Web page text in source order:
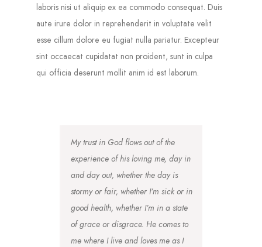
laboris nisi ut aliquip ex ea commodo consequat. Duis
aute irure dolor in reprehenderit in voluptate velit
esse cillum dolore eu fugiat nulla pariatur. Excepteur
sint occaecat cupidatat non proident, sunt in culpa
qui officia deserunt mollit anim id est laborum.
My trust in God flows out of the
experience of his loving me, day in
and day out, whether the day is
stormy or fair, whether I’m sick or in
good health, whether I’m in a state
of grace or disgrace. He comes to
me where I live and loves me as I